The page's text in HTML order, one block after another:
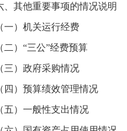
他重要事项的情况说明
）机关运行经费
）“三公”经费预算
）政府采购情况
）预算绩效管理情况
）一般性支出情况